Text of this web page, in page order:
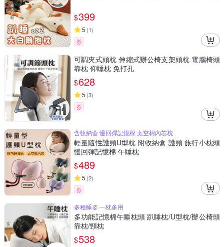
$399
5 (1)
券
可調夾式頭枕 伸縮式辦公椅支架頭枕 電腦椅頭
靠枕 仰睡枕 免打孔
$628
5 (3)
券
含收納盒 慢回彈記憶棉 太空棉內芯枕
輕量隨性護頸U型枕 附收納盒 護頸 旅行小枕頭
慢回彈記憶棉 午睡枕
$489
5 (2)
券
多種睡姿 一枕多用
多功能記憶棉午睡枕頭 趴睡枕/U型枕/辦公椅頭
靠枕/頸枕
$538